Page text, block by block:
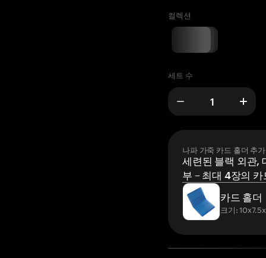
컬렉션
세트 수
나파 가죽 카드 홀더 추가
세련된 블랙 외관,
부 – 최대 4장의
카드 홀더
크기: